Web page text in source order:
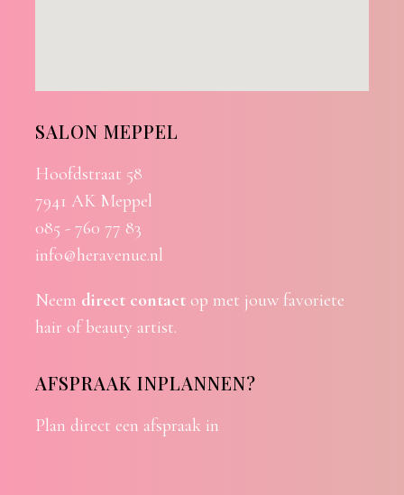
SALON MEPPEL
Hoofdstraat 58
7941 AK Meppel
085 - 760 77 83
info@heravenue.nl
Neem direct contactop met jouw favoriete
hair of beauty artist.
AFSPRAAK INPLANNEN?
Plan direct een afspraak in